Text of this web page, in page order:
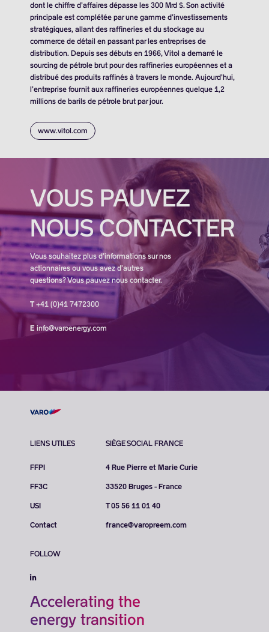
dont le chiffre d’affaires dépasse les 300 Mrd $. Son activité
principale est complétée par une gamme d’investissements
stratégiques, allant des raffineries et du stockage au
commerce de détail en passant par les entreprises de
distribution. Depuis ses débuts en 1966, Vitol a demarré le
sourcing de pétrole brut pour des raffineries européennes et a
distribué des produits raffinés à travers le monde. Aujourd’hui,
l’entreprise fournit aux raffineries européennes quelque 1,2
millions de barils de pétrole brut par jour.
www.vitol.com
VOUS PAUVEZ
NOUS CONTACTER
Vous souhaitez plus d’informations sur nos
actionnaires ou vous avez d’autres
questions? Vous pauvez nous contacter.
T+41 (0)41 7472300
E info@varoenergy.com
LIENS UTILES
FFPI
FF3C
USI
Contact
SIÈGE SOCIAL FRANCE
4 Rue Pierre et Marie Curie
33520 Bruges - France
T 05 56 11 01 40
france@varopreem.com
FOLLOW
Accelerating the
energy transition